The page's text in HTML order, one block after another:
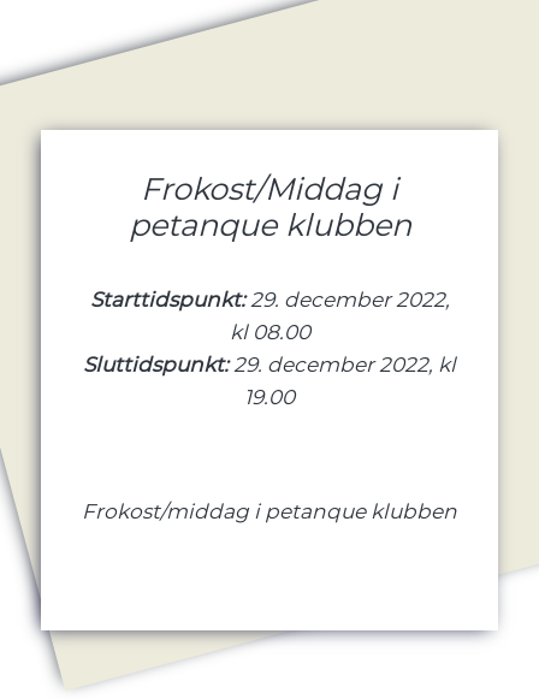
Frokost/Middag i
petanque klubben
Starttidspunkt:29. december 2022,
kl 08.00
Sluttidspunkt:29. december 2022, kl
19.00
Frokost/middag i petanque klubben